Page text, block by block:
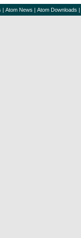
| Atom News | Atom Downloads |